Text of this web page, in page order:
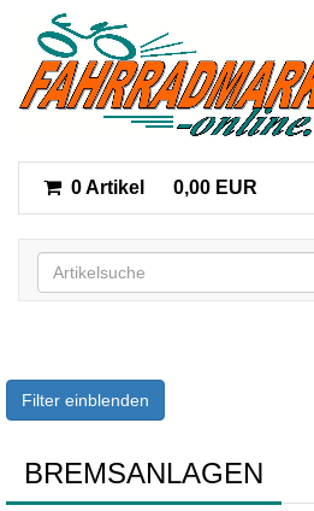
0 Artikel 0,00 EUR
Filter einblenden
BREMSANLAGEN